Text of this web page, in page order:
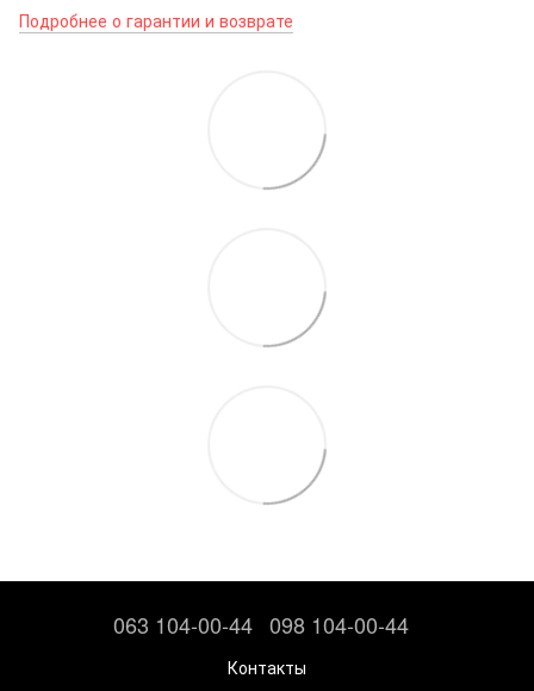
Подробнее о гарантии и возврате
063 104-00-44 098 104-00-44
Контакты